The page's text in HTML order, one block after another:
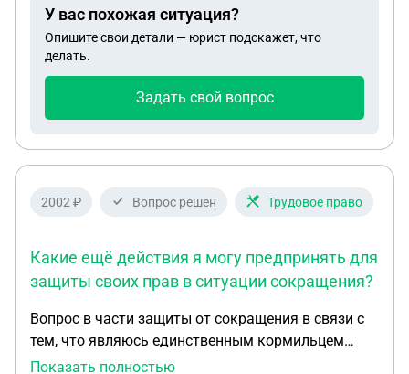
нужный процент. СФР ссылаются на
Постановление правительства от 16.12.2022
номер 2330. Я там ничего не нашла за дату
считаются,с даты рождения или берется полный
решение. Я не согласна что алименты берут за то
У вас похожая ситуация?
Опишите свои детали — юрист подскажет, что
делать.
Задать свой вопрос
2002 ₽ Вопрос решен Трудовое право
Какие ещё действия я могу предпринять для
защиты своих прав в ситуации сокращения?
Вопрос в части защиты от сокращения в связи с
тем, что являюсь единственным кормильцем
ребенка инвалида. Я, супруга и ребенок
Показать полностью